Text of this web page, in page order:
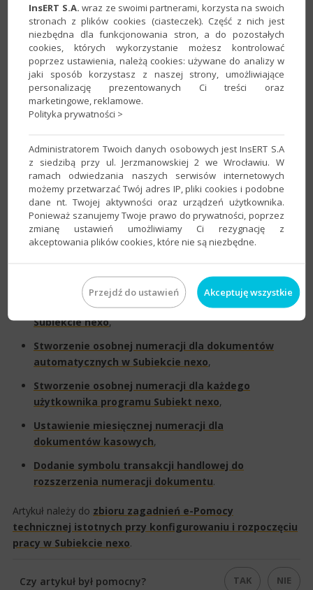
W e–Pomocy tec​hnicznej zostały opisa​ne poniższe ​operacje:
Stworzenie i przypisanie własnej numeracji
Powielenie numeracji,
księgowania w Rewizorze nexo,
Dodanie roku do postaci numeru dokumentów
księgowych w Rewizorze nexo,
Zmiana numeracji dokumentów na miesięczną w
Subiekcie nexo,
Zmiana numeracji dokumentów na roczną w
Zmiana numeracji korekt kosztów dla
dokumentów handlowych i magazynowych w
Subiekcie nexo,
Stworzenie osobnej numeracji dla dokumentów
automatycznych w Subiekcie nexo,
Stworzenie osobnej numeracji dla każdego
użytkownika programu Subiekt nexo,
Ustawienie miesięcznej numeracji dla
dokumentów kasowych,
Dodanie symbolu transakcji handlowej do
rozszerzenia numeracji dokumentu.
Artykuł należy do zbioru zagadnień e-Pomocy
technicznej istotnych przy konfigurowaniu i rozpoczęciu
pracy​ w Subiekcie nexo​.
Czy artykuł był pomocny? TAK NIE
InsERT S.A. wraz ze swoimi partnerami, korzysta na swoich
stronach z plików cookies (ciasteczek). Część z nich jest
niezbędna dla funkcjonowania stron, a do pozostałych
cookies, których wykorzystanie możesz kontrolować
poprzez ustawienia, należą cookies: używane do analizy w
jaki sposób korzystasz z naszej strony, umożliwiające
personalizację prezentowanych Ci treści oraz
marketingowe, reklamowe.
Polityka prywatności >
Administratorem Twoich danych osobowych jest InsERT S.A
z siedzibą przy ul. Jerzmanowskiej 2 we Wrocławiu. W
ramach odwiedzania naszych serwisów internetowych
możemy przetwarzać Twój adres IP, pliki cookies i podobne
dane nt. Twojej aktywności oraz urządzeń użytkownika.
Ponieważ szanujemy Twoje prawo do prywatności, poprzez
zmianę ustawień umożliwiamy Ci rezygnację z
akceptowania plików cookies, które nie są niezbędne.
Przejdź do ustawień Akceptuję wszystkie